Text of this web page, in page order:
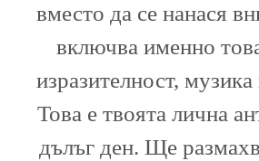
вместо да се нанася
включва именно
изразителност,
Това е твоята лична
дълъг ден. Ще